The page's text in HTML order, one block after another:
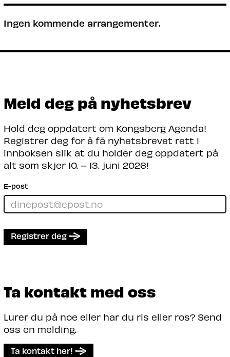
Ingen kommende arrangementer.
Meld deg på nyhetsbrev
Hold deg oppdatert om Kongsberg Agenda!
Registrer deg for å få nyhetsbrevet rett i
innboksen slik at du holder deg oppdatert på
alt som skjer 10. – 13. juni 2026!
E-post
Registrer deg
Ta kontakt med oss
Lurer du på noe eller har du ris eller ros? Send
oss en melding.
Ta kontakt her!